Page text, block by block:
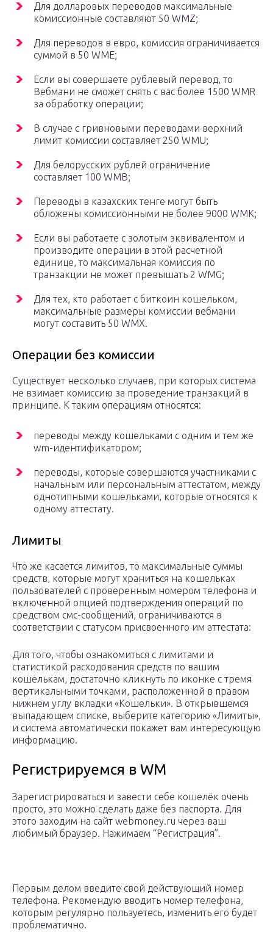
Для долларовых переводов максимальные
комиссионные составляют 50 WMZ;
Для переводов в евро, комиссия ограничивается
суммой в 50 WME;
Если вы совершаете рублевый перевод, то
Вебмани не сможет снять с вас более 1500 WMR
за обработку операции;
В случае с гривновыми переводами верхний
лимит комиссии составляет 250 WMU;
Для белорусских рублей ограничение
составляет 100 WMB;
Переводы в казахских тенге могут быть
обложены комиссионными не более 9000 WMK;
Если вы работаете с золотым эквивалентом и
производите операции в этой расчетной
единице, то максимальная комиссия по
транзакции не может превышать 2 WMG;
Для тех, кто работает с биткоин кошельком,
максимальные размеры комиссии вебмани
могут составить 50 WMX.
Операции без комиссии
Существует несколько случаев, при которых система
не взимает комиссию за проведение транзакций в
принципе. К таким операциям относятся:
переводы между кошельками с одним и тем же
wm-идентификатором;
переводы, которые совершаются участниками с
начальным или персональным аттестатом, между
однотипными кошельками, которые относятся к
одному аттестату.
Лимиты
Что же касается лимитов, то максимальные суммы
средств, которые могут храниться на кошельках
пользователей с проверенным номером телефона и
включенной опцией подтверждения операций по
средством смс-сообщений, ограничиваются в
соответствии с статусом присвоенного им аттестата:
Для того, чтобы ознакомиться с лимитами и
статистикой расходования средств по вашим
кошелькам, достаточно кликнуть по иконке с тремя
вертикальными точками, расположенной в правом
нижнем углу вкладки «Кошельки». В открывшемся
выпадающем списке, выберите категорию «Лимиты»,
и система автоматически покажет вам интересующую
информацию.
Регистрируемся в WM
Зарегистрироваться и завести себе кошелёк очень
просто, это можно сделать даже без паспорта. Для
этого заходим на сайт webmoney.ru через ваш
любимый браузер. Нажимаем “Регистрация”.
Первым делом введите свой действующий номер
телефона. Рекомендую вводить номер телефона,
которым регулярно пользуетесь, изменить его будет
проблематично.